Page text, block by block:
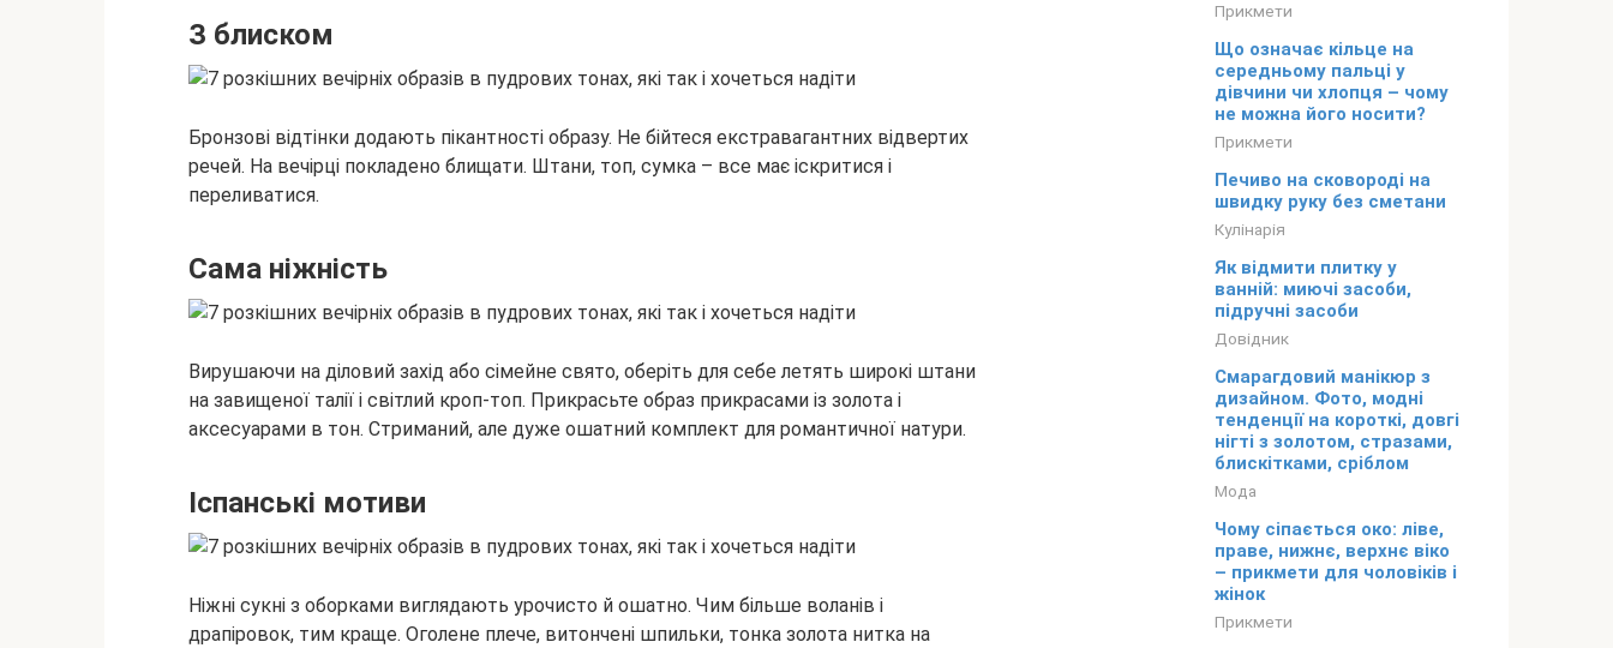
З блиском
Бронзові відтінки додають пікантності образу. Не бійтеся екстравагантних відвертих
речей. На вечірці покладено блищати. Штани, топ, сумка – все має іскритися і
переливатися.
Сама ніжність
Вирушаючи на діловий захід або сімейне свято, оберіть для себе летять широкі штани
на завищеної талії і світлий кроп-топ. Прикрасьте образ прикрасами із золота і
аксесуарами в тон. Стриманий, але дуже ошатний комплект для романтичної натури.
Іспанські мотиви
Ніжні сукні з оборками виглядають урочисто й ошатно. Чим більше воланів і
драпіровок, тим краще. Оголене плече, витончені шпильки, тонка золота нитка на
Прикмети
Що означає кільце на
середньому пальці у
дівчини чи хлопця – чому
не можна його носити?
Прикмети
Печиво на сковороді на
швидку руку без сметани
Кулінарія
Як відмити плитку у
ванній: миючі засоби,
підручні засоби
Довідник
Смарагдовий манікюр з
дизайном. Фото, модні
тенденції на короткі, довгі
нігті з золотом, стразами,
блискітками, сріблом
Мода
Чому сіпається око: ліве,
праве, нижнє, верхнє віко
– прикмети для чоловіків і
жінок
Прикмети